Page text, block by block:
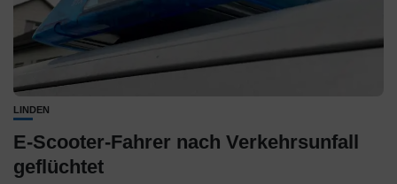
LINDEN
E-Scooter-Fahrer nach Verkehrsunfall
geflüchtet